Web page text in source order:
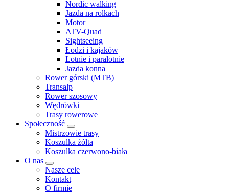
Nordic walking
Jazda na rolkach
Motor
ATV-Quad
Sightseeing
Łodzi i kajaków
Lotnie i paralotnie
Jazda konna
Rower górski (MTB)
Transalp
Rower szosowy
Wędrówki
Trasy rowerowe
Społeczność
Mistrzowie trasy
Koszulka żółta
Koszulka czerwono-biała
O nas
Nasze cele
Kontakt
O firmie